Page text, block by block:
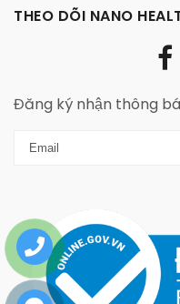
THEO DÕI NANO
Đăng ký nhận thông